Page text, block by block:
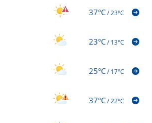
37°C/23°C
23°C/13°C
25°C/17°C
37°C/22°C